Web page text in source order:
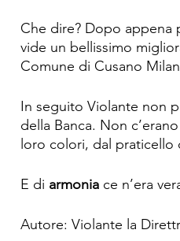
Che dire? Dopo appena
vide un bellissimo
Comune di Cusano
In seguito Violante non
della Banca. Non
loro colori, dal praticello
E di armonia ce n’era
Autore: Violante la